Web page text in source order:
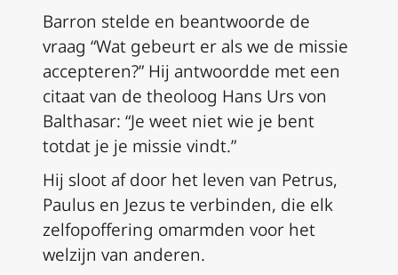
Barron stelde en beantwoorde de
vraag “Wat gebeurt er als we de missie
accepteren?” Hij antwoordde met een
citaat van de theoloog Hans Urs von
Balthasar: “Je weet niet wie je bent
totdat je je missie vindt.”
Hij sloot af door het leven van Petrus,
Paulus en Jezus te verbinden, die elk
zelfopoffering omarmden voor het
welzijn van anderen.